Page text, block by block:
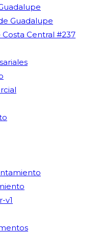
Guadalupe
Costa Central #237
v1